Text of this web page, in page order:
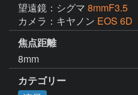
望遠鏡：シグマ 8mmF3.5
カメラ：キヤノン EOS 6D
焦点距離
8mm
カテゴリー